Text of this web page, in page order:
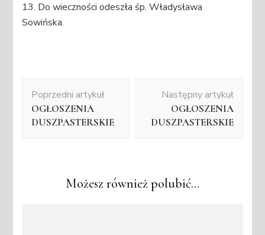
13. Do wieczności odeszła śp. Władysława
Sowińska.
wpisu
Poprzedni artykuł
OGŁOSZENIA
DUSZPASTERSKIE
Następny artykuł
OGŁOSZENIA
DUSZPASTERSKIE
Możesz również polubić…